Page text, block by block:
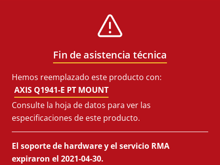
Fin de asistencia técnica
Hemos reemplazado este producto con:
AXIS Q1941-E PT MOUNT
Consulte la hoja de datos para ver las
especificaciones de este producto.
El soporte de hardware y el servicio RMA
expiraron el 2021-04-30.